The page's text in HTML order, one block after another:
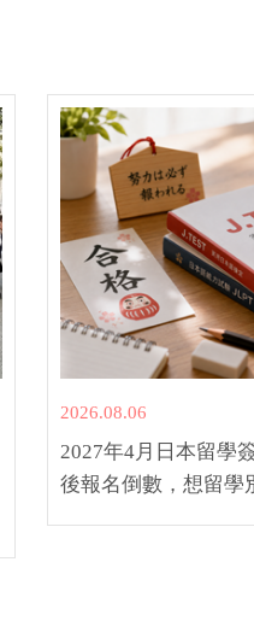
2026.08.06
2027年4月日本留學
後報名倒數，想留學